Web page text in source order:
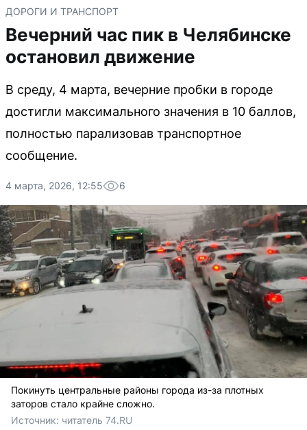
ДОРОГИ И ТРАНСПОРТ
Вечерний час пик в Челябинске
остановил движение
В среду, 4 марта, вечерние пробки в городе
достигли максимального значения в 10 баллов,
полностью парализовав транспортное
сообщение.
4 марта, 2026, 12:55 6
Покинуть центральные районы города из-за плотных
заторов стало крайне сложно.
Источник: читатель 74.RU